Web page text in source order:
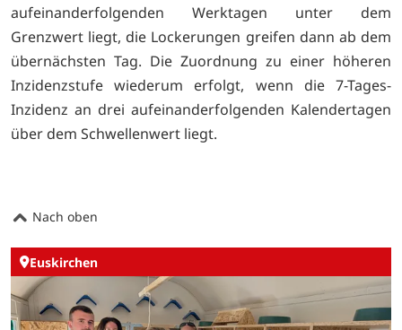
aufeinanderfolgenden Werktagen unter dem
Grenzwert liegt, die Lockerungen greifen dann ab dem
übernächsten Tag. Die Zuordnung zu einer höheren
Inzidenzstufe wiederum erfolgt, wenn die 7-Tages-
Inzidenz an drei aufeinanderfolgenden Kalendertagen
über dem Schwellenwert liegt.
Nach oben
Euskirchen